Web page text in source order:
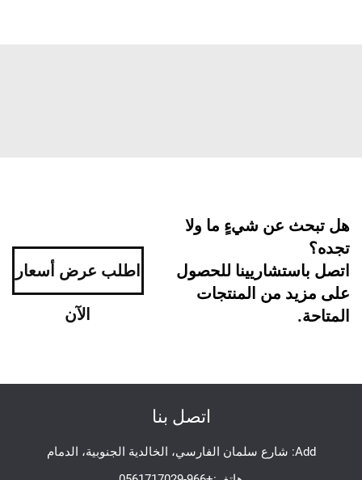
هل تبحث عن شيءٍ ما ولا
تجده؟
اتصل باستشاريينا للحصول
على مزيد من المنتجات
المتاحة.
اطلب عرض أسعار
الآن
اتصل بنا
Add: شارع سلمان الفارسي، الخالدية الجنوبية، الدمام